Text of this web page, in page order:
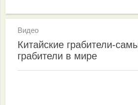
Видео
Китайские грабители-
грабители в мире